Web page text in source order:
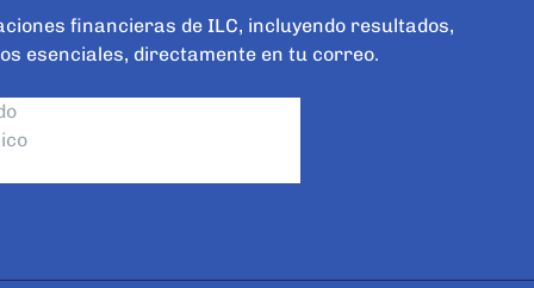
financieras de ILC, incluyendo resultados,
esenciales, directamente en tu correo.